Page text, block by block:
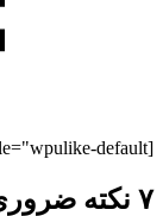
[wp_ulike button_type="image" style="wpulike-default"]
۷ نکته ضروری درباره لباس ورزشی